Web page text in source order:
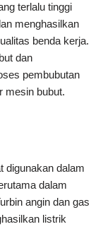
terlalu tinggi
menghasilkan
benda kerja.
dan
pembubutan
mesin bubut.
digunakan dalam
dalam
angin dan gas
listrik